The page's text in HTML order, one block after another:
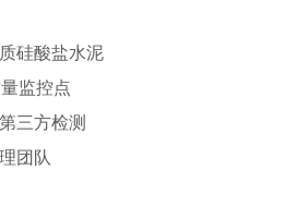
硅酸盐水泥
监控点
三方检测
团队